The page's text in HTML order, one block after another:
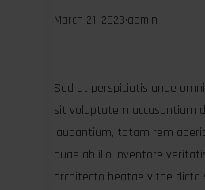
March 21, 2023·admin
Sed ut perspiciatis unde
sit voluptatem accusantium
laudantium, totam rem
quae ab illo inventore
architecto beatae vitae dicta